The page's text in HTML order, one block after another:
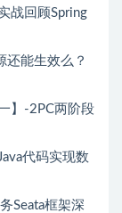
战回顾Spring
能生效么？
】-2PC两阶段
代码实现数
Seata框架深